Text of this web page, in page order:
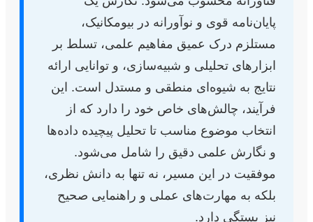
پایان‌نامه قوی و نوآورانه در بیومکانیک،
مستلزم درک عمیق مفاهیم علمی، تسلط بر
ابزارهای تحلیلی و شبیه‌سازی، و توانایی ارائه
نتایج به شیوه‌ای منطقی و مستدل است. این
فرآیند، چالش‌های خاص خود را دارد که از
انتخاب موضوع مناسب تا تحلیل پیچیده داده‌ها
و نگارش علمی دقیق را شامل می‌شود.
موفقیت در این مسیر، نه تنها به دانش نظری،
بلکه به مهارت‌های عملی و راهنمایی صحیح
نیز بستگی دارد.